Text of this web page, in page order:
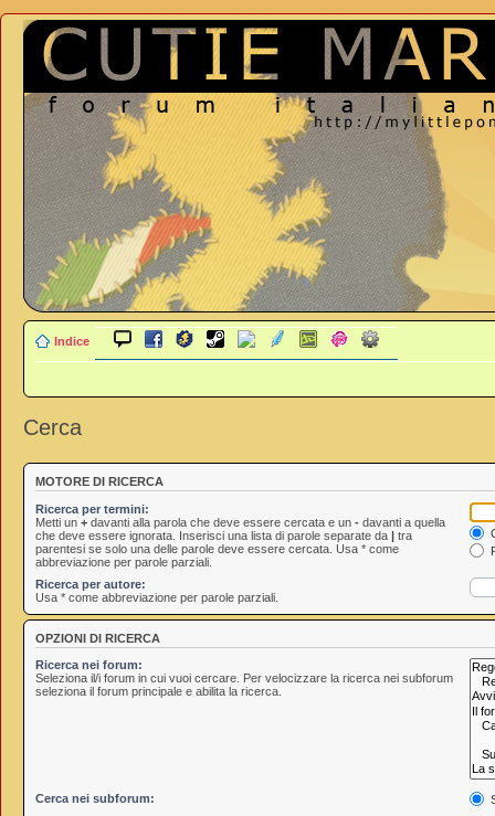
Indice
Cerca
MOTORE DI RICERCA
Ricerca per termini:
Metti un + davanti alla parola che deve essere cercata e un - davanti a quella
che deve essere ignorata. Inserisci una lista di parole separate da | tra
parentesi se solo una delle parole deve essere cercata. Usa * come
abbreviazione per parole parziali.
Ricerca per autore:
Usa * come abbreviazione per parole parziali.
OPZIONI DI RICERCA
Ricerca nei forum:
Seleziona il/i forum in cui vuoi cercare. Per velocizzare la ricerca nei subforum
seleziona il forum principale e abilita la ricerca.
Cerca nei subforum: